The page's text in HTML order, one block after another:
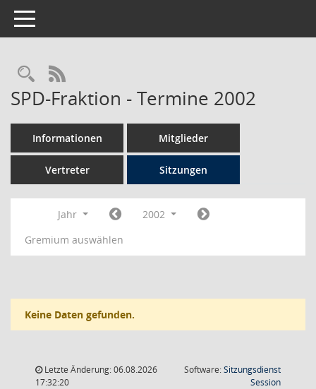
Toggle navigation
Rechercheauswahl
RSS-Feed
SPD-Fraktion - Termine 2002
Informationen Mitglieder
Vertreter Sitzungen
Jahr
2002
Gremium auswählen
Keine Daten gefunden.
Letzte Änderung: 06.08.2026
17:32:20
Software:Sitzungsdienst
Session(Wird in